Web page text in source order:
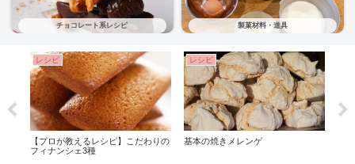
チョコレート系レシピ 製菓材料・道具
レシピ
【プロが教えるレシピ】こだわりの
フィナンシェ3種
レシピ
基本の焼きメレンゲ